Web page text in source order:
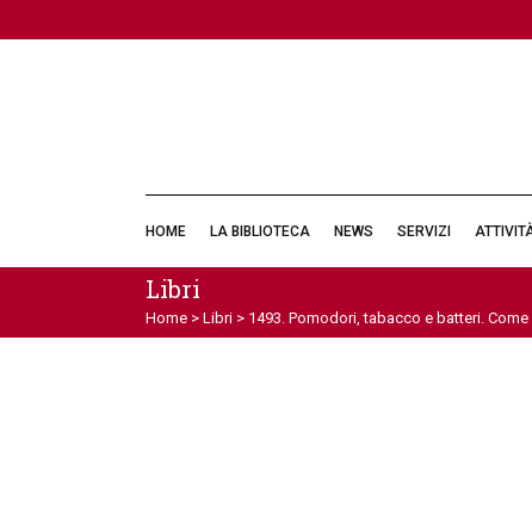
HOME LA BIBLIOTECA NEWS SERVIZI
Libri
Home > Libri > 1493. Pomodori, tabacco e batteri.